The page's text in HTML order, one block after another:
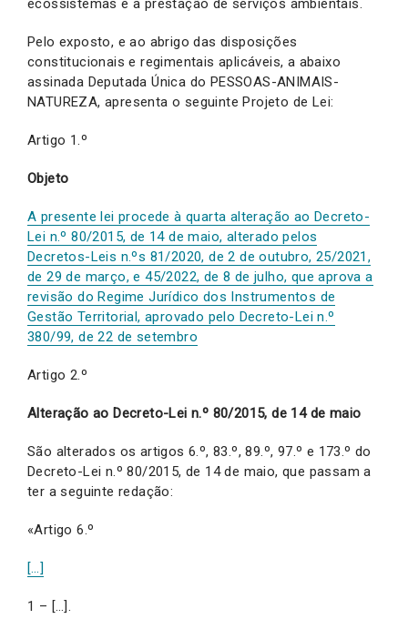
ecossistemas e a prestação de serviços ambientais.
Pelo exposto, e ao abrigo das disposições
constitucionais e regimentais aplicáveis, a abaixo
assinada Deputada Única do PESSOAS-ANIMAIS-
NATUREZA, apresenta o seguinte Projeto de Lei:
Artigo 1.º
Objeto
A presente lei procede à quarta alteração ao Decreto-
Lei n.º 80/2015, de 14 de maio, alterado pelos
Decretos-Leis n.ºs 81/2020, de 2 de outubro, 25/2021,
de 29 de março, e 45/2022, de 8 de julho, que aprova a
revisão do Regime Jurídico dos Instrumentos de
Gestão Territorial, aprovado pelo Decreto-Lei n.º
380/99, de 22 de setembro
Artigo 2.º
Alteração ao Decreto-Lei n.º 80/2015, de 14 de maio
São alterados os artigos 6.º, 83.º, 89.º, 97.º e 173.º do
Decreto-Lei n.º 80/2015, de 14 de maio, que passam a
ter a seguinte redação:
«Artigo 6.º
[…]
1 – […].